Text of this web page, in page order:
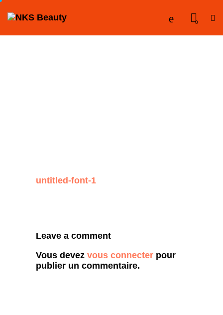
0
untitled-font-1
Leave a comment
Vous devez vous connecter pour
publier un commentaire.